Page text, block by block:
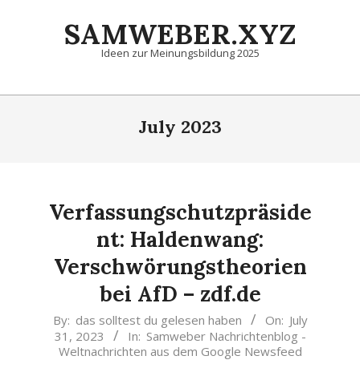
SAMWEBER.XYZ
Ideen zur Meinungsbildung 2025
Primary
July 2023
Verfassungschutzpräside
nt: Haldenwang:
Verschwörungstheorien
bei AfD – zdf.de
2023-
07-
31
By: das solltest du gelesen haben On: July
31, 2023
In: Samweber Nachrichtenblog -
Weltnachrichten aus dem Google Newsfeed